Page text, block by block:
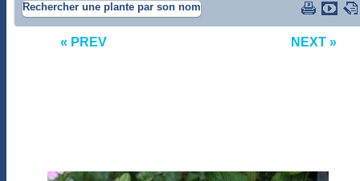
Rechercher une plante par son nom
« PREV NEXT »